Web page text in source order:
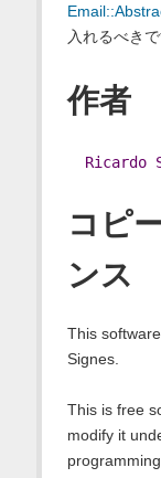
入れるべきで
作者
Ricardo
コピ
ンス
This
Signes.
This is free
modify it